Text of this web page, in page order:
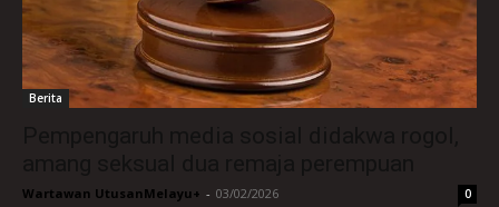
Berita
Wartawan UtusanMelayu+ - 03/02/2026 0